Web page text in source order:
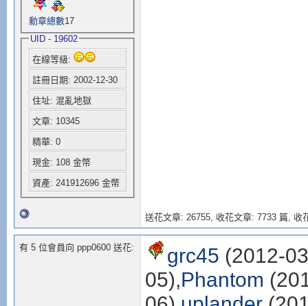
勳章總數17
UID - 19602
在線等級:
註冊日期: 2002-12-30
住址: 混亂地獄
文章: 10345
精華: 0
現金: 108 金幣
資產: 241912696 金幣
送花文章: 26755, 收花文章: 7733 篇, 收
有 5 位會員向 ppp0600 送花: grc45 (2012-
05),Phantom